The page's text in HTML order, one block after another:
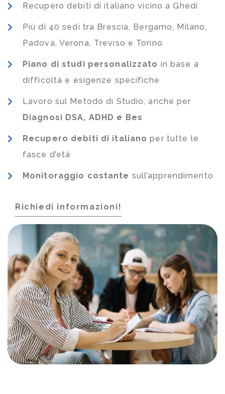
Recupero debiti di italiano vicino a Ghedi
Più di 40 sedi tra Brescia, Bergamo, Milano,
Padova, Verona, Treviso e Torino
Piano di studi personalizzato in base a
difficoltà e esigenze specifiche
Lavoro sul Metodo di Studio, anche per
Diagnosi DSA, ADHD e Bes
Recupero debiti di italiano per tutte le
fasce d’età
Monitoraggio costante sull’apprendimento
Richiedi informazioni!